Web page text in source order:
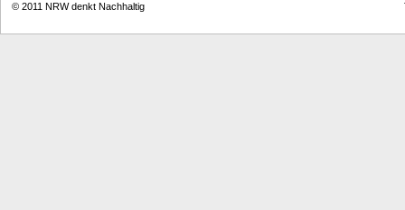
© 2011 NRW denkt Nachhaltig